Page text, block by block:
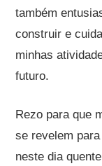
também
construir e
minhas
futuro.
Rezo para que
se revelem
neste dia